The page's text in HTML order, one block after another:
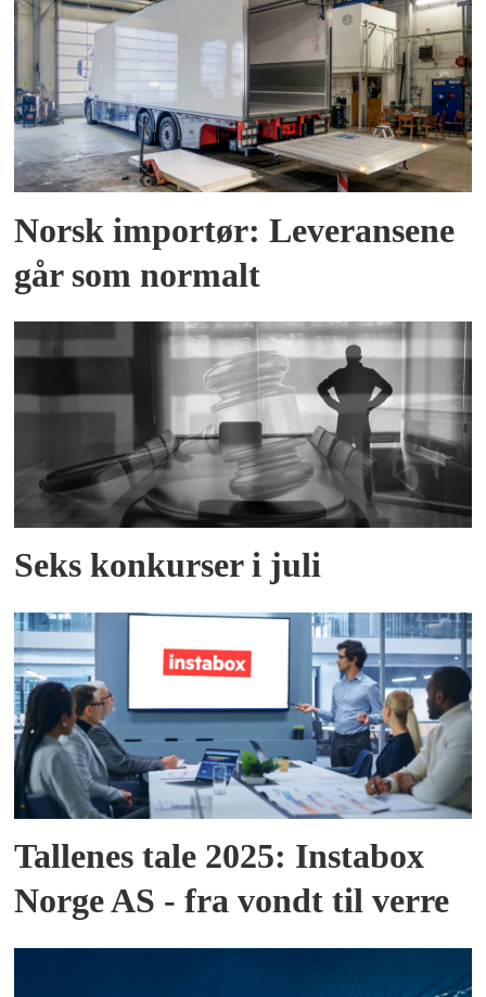
Norsk importør: Leveransene
går som normalt
Seks konkurser i juli
Tallenes tale 2025: Instabox
Norge AS - fra vondt til verre